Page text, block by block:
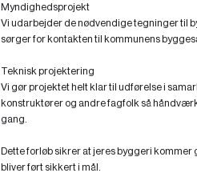
Myndighedsprojekt
Vi udarbejder de nødvendige tegninger til
sørger for kontakten til kommunens
Teknisk projektering
Vi gør projektet helt klar til udførelse i
konstruktører og andre fagfolk så
gang.
Dette forløb sikrer at jeres byggeri kommer
bliver ført sikkert i mål.